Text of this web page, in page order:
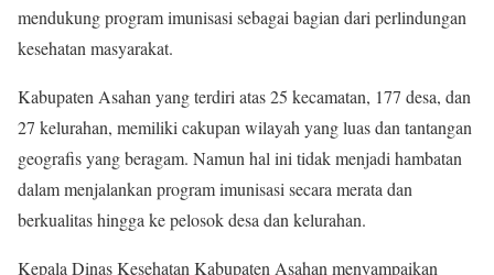
mendukung program imunisasi sebagai bagian dari perlindungan
kesehatan masyarakat.
Kabupaten Asahan yang terdiri atas 25 kecamatan, 177 desa, dan
27 kelurahan, memiliki cakupan wilayah yang luas dan tantangan
geografis yang beragam. Namun hal ini tidak menjadi hambatan
dalam menjalankan program imunisasi secara merata dan
berkualitas hingga ke pelosok desa dan kelurahan.
Kepala Dinas Kesehatan Kabupaten Asahan menyampaikan